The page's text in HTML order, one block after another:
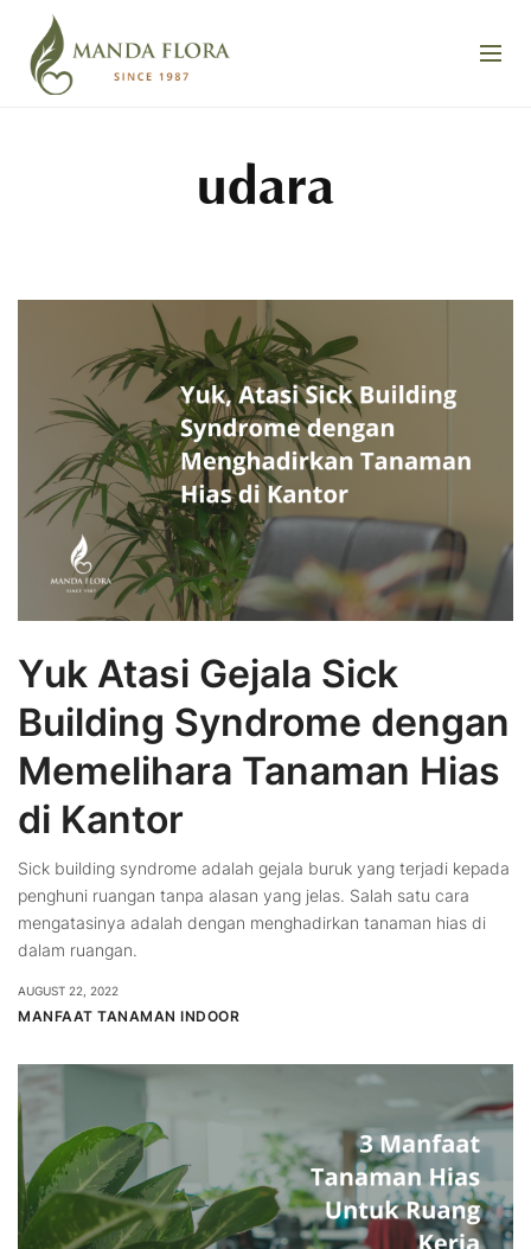
udara
Yuk Atasi Gejala Sick
Building Syndrome dengan
Memelihara Tanaman Hias
di Kantor
Sick building syndrome adalah gejala buruk yang terjadi kepada
penghuni ruangan tanpa alasan yang jelas. Salah satu cara
mengatasinya adalah dengan menghadirkan tanaman hias di
dalam ruangan.
AUGUST 22, 2022
MANFAAT TANAMAN INDOOR